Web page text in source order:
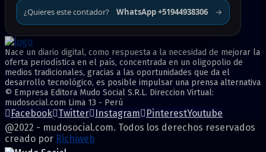
¿Quieres este contador? WhatsApp +51944938306 →
Nace un diario digital, como respuesta a la necesidad de mejorar la
oferta periodística en el país, concentrada en un oligopolio de
medios tradicionales, gracias a las oportunidades que da el
desarrollo tecnológico, es posible impulsar una prensa alternativa
© Empresa Editora Mudo Social S.R.L. Direccion Virtual:
mudosocial.com Lima 13 - Perú
Facebook Twitter Instagram PinterestYoutube
@2022 - mudosocial.com. Todos los derechos reservados
creado por Richiweb